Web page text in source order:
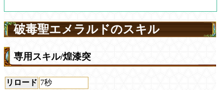
破毒聖エメラルドのスキル
専用スキル/煌漆突
リロード 7秒